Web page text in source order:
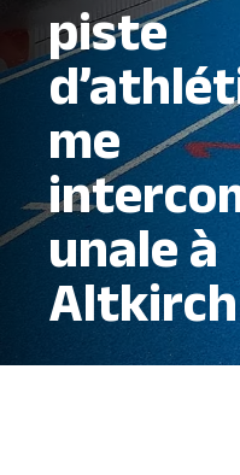
piste
me
unale à
Altkirch